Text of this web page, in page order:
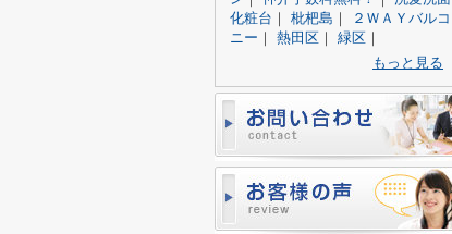
化粧台 ｜ 枇杷島 ｜
２ＷＡＹバルコ
ニー ｜ 熱田区 ｜ 緑区 ｜
もっと見る